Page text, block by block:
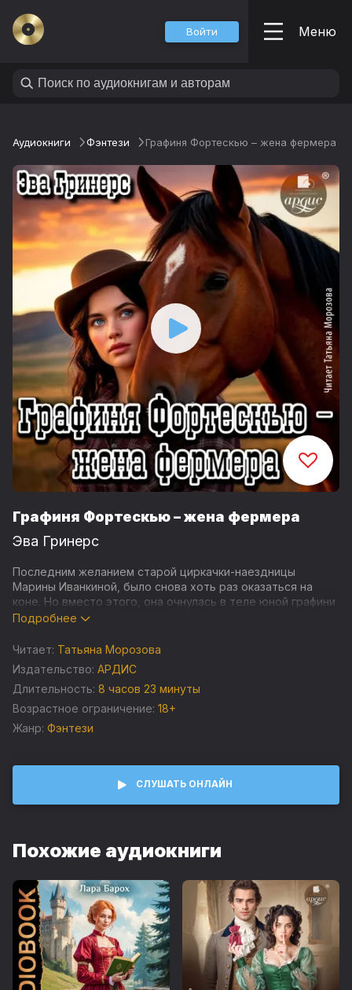
Войти Меню
Аудиокниги Фэнтези Графиня Фортескью – жена фермера
Графиня Фортескью – жена фермера
Эва Гринерс
Последним желанием старой циркачки-наездницы
Марины Иванкиной, было снова хоть раз оказаться на
коне. Но вместо этого, она очнулась в теле юной графини
Эйлин Фортескью.
Её новая реальность: обветшалое техасское ранчо и
брак с грубым стариком. Почему семейство
аристократов Фортескью избавилось от родной дочери,
да ещё и приплатило, чтобы этот фермер взял её в жёны?
Марине предстоит не только выжить в теле хрупкой
Эйлин, но ещё и оказаться на коне в прямом и
Подробнее
Читает: Татьяна Морозова
Издательство: АРДИС
Длительность: 8 часов 23 минуты
Возрастное ограничение: 18+
Жанр: Фэнтези
СЛУШАТЬ ОНЛАЙН
Похожие аудиокниги